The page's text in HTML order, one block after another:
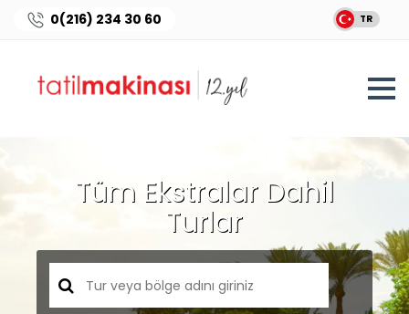
0(216) 234 30 60 TR
Tüm Ekstralar Dahil
Turlar